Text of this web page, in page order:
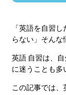
「英語を自習
らない」そんな
英語 自習は、
に迷うことも多
この記事では、